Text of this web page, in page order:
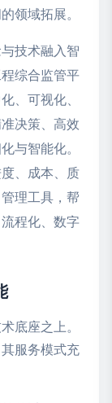
领域拓展。
技术融入智
综合监管平
、可视化、
决策、高效
与智能化。
、成本、质
理工具，帮
程化、数字
底座之上。
服务模式充